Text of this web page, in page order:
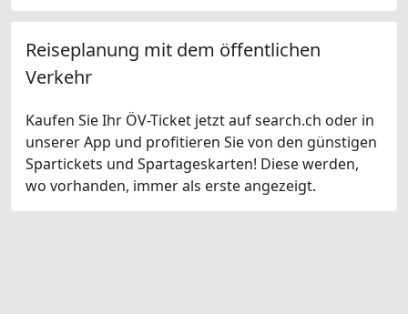
Reiseplanung mit dem öffentlichen
Verkehr
Kaufen Sie Ihr ÖV-Ticket jetzt auf search.ch oder in
unserer App und profitieren Sie von den günstigen
Spartickets und Spartageskarten! Diese werden,
wo vorhanden, immer als erste angezeigt.